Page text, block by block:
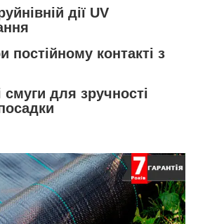
дії UV
постійному контакті з
для зручності